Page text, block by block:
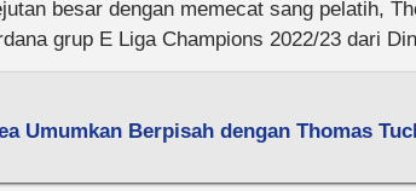
besar dengan memecat sang pelatih,
grup E Liga Champions 2022/23 dari
Umumkan Berpisah dengan Thomas